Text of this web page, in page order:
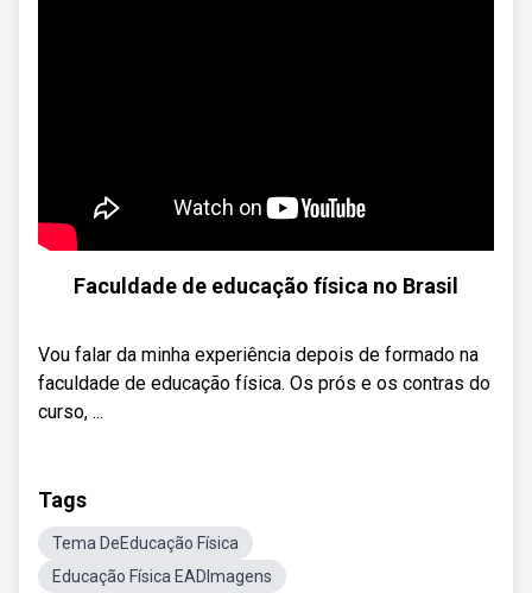
Faculdade de educação física no Brasil
Vou falar da minha experiência depois de formado na
faculdade de educação física. Os prós e os contras do
curso, ...
Tags
Tema DeEducação Física
Educação Física EADImagens